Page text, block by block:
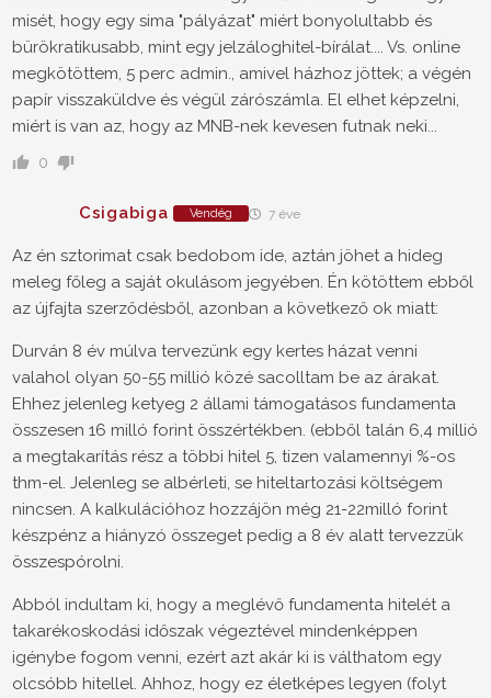
misét, hogy egy sima "pályázat" miért bonyolultabb és
bürökratikusabb, mint egy jelzáloghitel-bírálat.... Vs. online
megkötöttem, 5 perc admin., amivel házhoz jöttek; a végén
papír visszaküldve és végül zárószámla. El elhet képzelni,
miért is van az, hogy az MNB-nek kevesen futnak neki...
0
Csigabiga Vendég 7 éve
Az én sztorimat csak bedobom ide, aztán jöhet a hideg
meleg főleg a saját okulásom jegyében. Én kötöttem ebből
az újfajta szerződésből, azonban a következő ok miatt:
Durván 8 év múlva tervezünk egy kertes házat venni
valahol olyan 50-55 millió közé sacolltam be az árakat.
Ehhez jelenleg ketyeg 2 állami támogatásos fundamenta
összesen 16 milló forint összértékben. (ebből talán 6,4 millió
a megtakarítás rész a többi hitel 5, tizen valamennyi %-os
thm-el. Jelenleg se albérleti, se hiteltartozási költségem
nincsen. A kalkulációhoz hozzájön még 21-22milló forint
készpénz a hiányzó összeget pedig a 8 év alatt tervezzük
összespórolni.
Abból indultam ki, hogy a meglévő fundamenta hitelét a
takarékoskodási időszak végeztével mindenképpen
igénybe fogom venni, ezért azt akár ki is válthatom egy
olcsóbb hitellel. Ahhoz, hogy ez életképes legyen (folyt